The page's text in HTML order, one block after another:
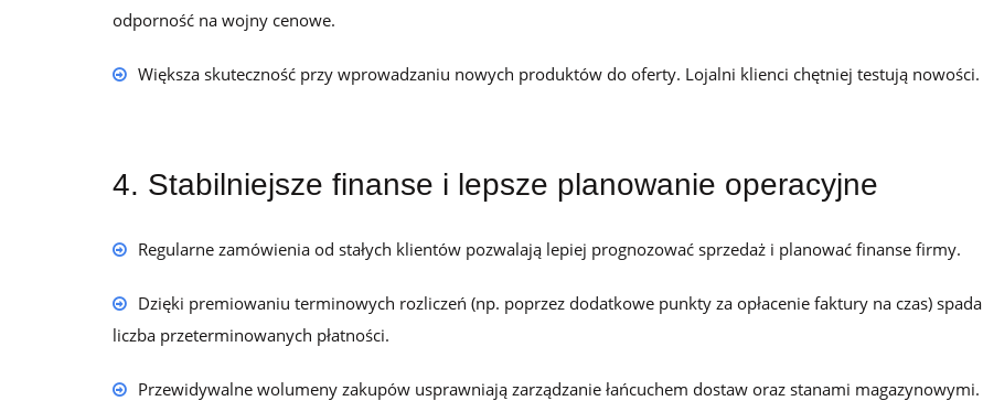
odporność na wojny cenowe.
Większa skuteczność przy wprowadzaniu nowych produktów do oferty. Lojalni klienci chętniej testują nowości.
4. Stabilniejsze finanse i lepsze planowanie operacyjne
Regularne zamówienia od stałych klientów pozwalają lepiej prognozować sprzedaż i planować finanse firmy.
Dzięki premiowaniu terminowych rozliczeń (np. poprzez dodatkowe punkty za opłacenie faktury na czas) spada
liczba przeterminowanych płatności.
Przewidywalne wolumeny zakupów usprawniają zarządzanie łańcuchem dostaw oraz stanami magazynowymi.